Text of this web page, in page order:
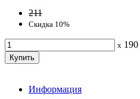
211
Скидка 10%
x 190
Информация